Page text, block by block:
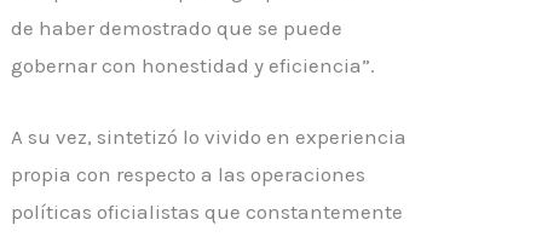
de haber demostrado que se puede
gobernar con honestidad y eficiencia”.
A su vez, sintetizó lo vivido en experiencia
propia con respecto a las operaciones
políticas oficialistas que constantemente